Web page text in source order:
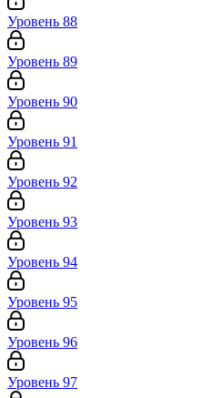
Уровень 88
Уровень 89
Уровень 90
Уровень 91
Уровень 92
Уровень 93
Уровень 94
Уровень 95
Уровень 96
Уровень 97